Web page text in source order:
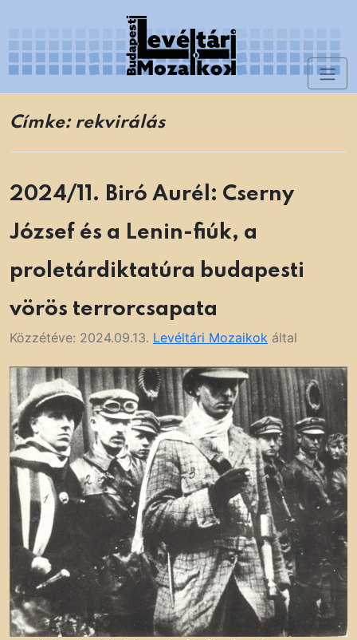
content
Címke: rekvirálás
2024/11. Biró Aurél: Cserny
József és a Lenin-fiúk, a
proletárdiktatúra budapesti
vörös terrorcsapata
Közzétéve: 2024.09.13. Levéltári Mozaikok által